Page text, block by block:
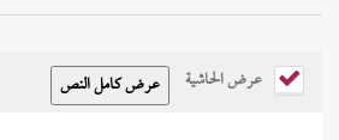
عرض الحاشية